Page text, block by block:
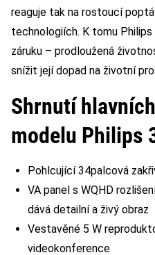
reaguje tak na rostoucí
technologiích. K tomu
záruku – prodloužená
snížit její dopad na životní
Shrnutí
modelu Philips
Pohlcující 34palcová
VA panel s WQHD
dává detailní a živý obraz
Vestavěné 5 W
videokonference